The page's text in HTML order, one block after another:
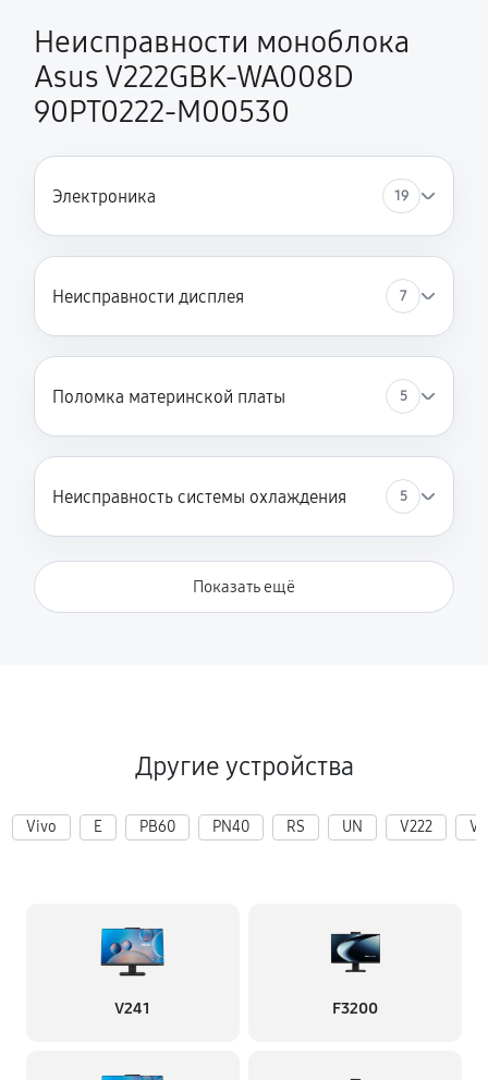
Неисправности моноблока
Asus V222GBK-WA008D
90PT0222-M00530
Электроника 19
Неисправности дисплея 7
Поломка материнской платы 5
Неисправность системы охлаждения 5
Показать ещё
Другие устройства
Vivo E PB60 PN40 RS UN V222
V241 F3200